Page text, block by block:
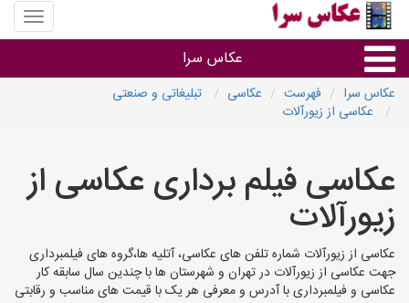
منوی
سایت
سرا
عکاس سرا
آتلیه و فیلمبرداری در هر شهر
عکاس سرا فهرست عکاسی
تبلیغاتی و صنعتی
عکاسی از زیورآلات
عکاسی فیلم برداری عکاسی از
زیورآلات
عکاسی از زیورآلات شماره تلفن های عکاسی، آتلیه ها،گروه های فیلمبرداری
جهت عکاسی از زیورآلات در تهران و شهرستان ها با چندین سال سابقه کار
عکاسی و فیلمبرداری با آدرس و معرفی هر یک با قیمت های مناسب و رقابتی